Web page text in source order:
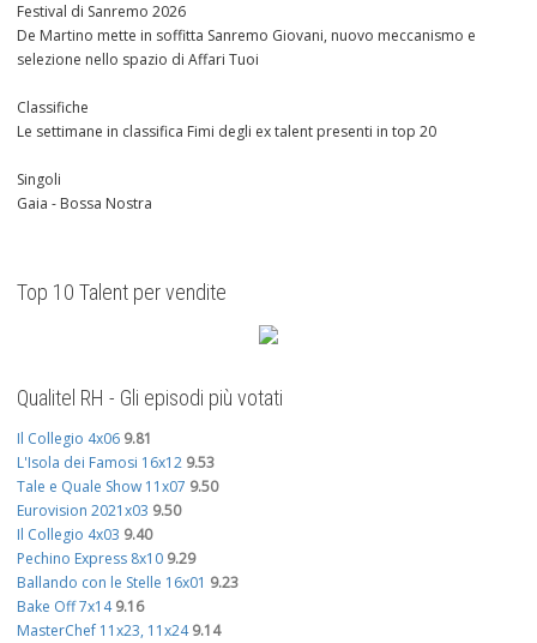
Festival di Sanremo 2026
De Martino mette in soffitta Sanremo Giovani, nuovo meccanismo e
selezione nello spazio di Affari Tuoi
Classifiche
Le settimane in classifica Fimi degli ex talent presenti in top 20
Singoli
Gaia - Bossa Nostra
Top 10 Talent per vendite
Qualitel RH - Gli episodi più votati
Il Collegio 4x06 9.81
L'Isola dei Famosi 16x12 9.53
Tale e Quale Show 11x07 9.50
Eurovision 2021x03 9.50
Il Collegio 4x03 9.40
Pechino Express 8x10 9.29
Ballando con le Stelle 16x01 9.23
Bake Off 7x14 9.16
MasterChef 11x23, 11x24 9.14